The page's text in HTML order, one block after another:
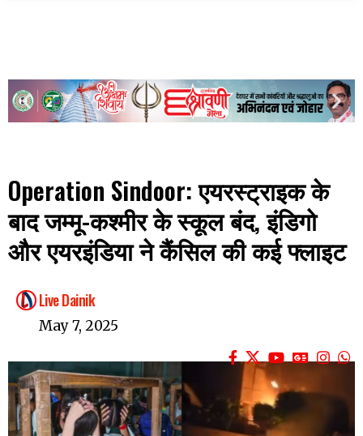
Operation Sindoor: एयरस्ट्राइक के
बाद जम्मू-कश्मीर के स्कूल बंद, इंडिगो
और एयरइंडिया ने कैंसिल की कई फ्लाइट
Live Dainik
May 7, 2025